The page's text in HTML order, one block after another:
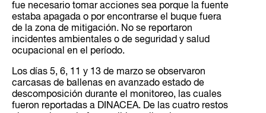
fue necesario tomar acciones sea porque la fuente
estaba apagada o por encontrarse el buque fuera
de la zona de mitigación. No se reportaron
incidentes ambientales o de seguridad y salud
ocupacional en el período.
Los días 5, 6, 11 y 13 de marzo se observaron
carcasas de ballenas en avanzado estado de
descomposición durante el monitoreo, las cuales
fueron reportadas a DINACEA. De las cuatro restos